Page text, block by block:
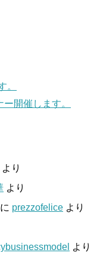
。
開催します。
より
より
に prezzofelice より
より